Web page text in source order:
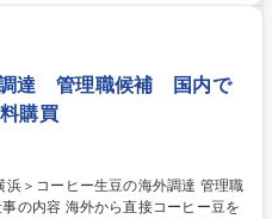
内周知、自主監査、立ち入り監査
ラインの改訂、サプライチェーン
業務規程の管理■取引先信用調査
の作成と受講管理■会議体運営と議
調達 管理職候補 国内で
購買